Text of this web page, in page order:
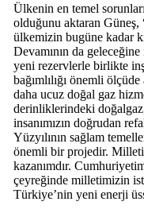
Ülkenin en temel
olduğunu aktaran Güneş,
ülkemizin bugüne kadar
Devamının da
yeni rezervlerle birlikte
bağımlılığı önemli
daha ucuz doğal gaz
derinliklerindeki
insanımızın doğrudan
Yüzyılının sağlam
önemli bir projedir.
kazanımdır.
çeyreğinde milletimizin
Türkiye’nin yeni enerji